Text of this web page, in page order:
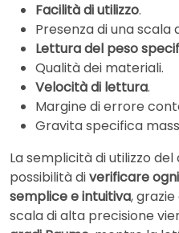
Facilità di utilizzo.
Presenza di una scala
Lettura del peso
Qualità dei materiali.
Velocità di lettura.
Margine di errore
Gravita specifica
La semplicità di utilizzo
possibilità diverificare
semplice e intuitiva,
scala di alta precisione